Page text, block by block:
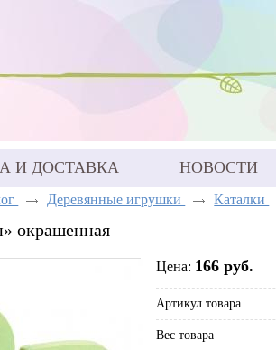
И ДОСТАВКА НОВОСТИ
Деревянные игрушки Каталки
окрашенная
Цена: 166 руб.
Артикул товара
Вес товара